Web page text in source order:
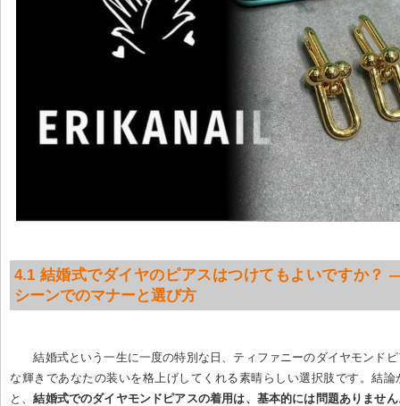
4.1 結婚式でダイヤのピアスはつけてもよいですか？
シーンでのマナーと選び方
結婚式という一生に一度の特別な日、ティファニーのダイヤモンド
な輝きであなたの装いを格上げしてくれる素晴らしい選択肢です。結論
と、結婚式でのダイヤモンドピアスの着用は、基本的には問題ありませ